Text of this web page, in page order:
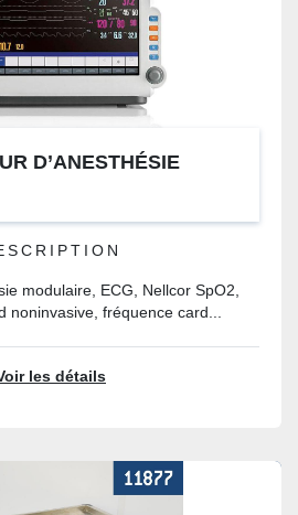
D’ANESTHÉSIE
modulaire, ECG, Nellcor SpO2,
noninvasive, fréquence card...
les détails